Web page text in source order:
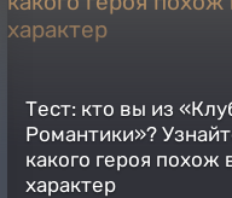
Тест: кто вы из
Романтики»?
какого героя похож
характер